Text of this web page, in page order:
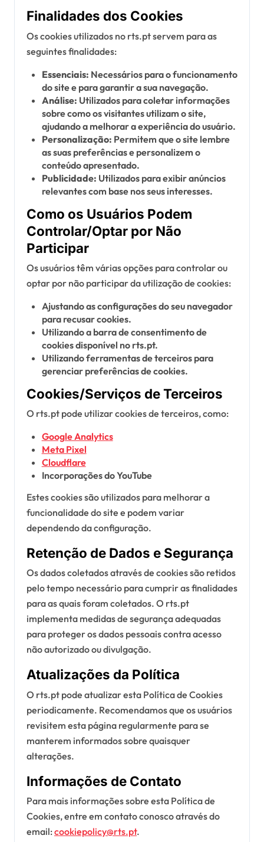
Finalidades dos Cookies
Os cookies utilizados no rts.pt servem para as
seguintes finalidades:
Essenciais: Necessários para o funcionamento
do site e para garantir a sua navegação.
Análise: Utilizados para coletar informações
sobre como os visitantes utilizam o site,
ajudando a melhorar a experiência do usuário.
Personalização: Permitem que o site lembre
as suas preferências e personalizem o
conteúdo apresentado.
Publicidade: Utilizados para exibir anúncios
relevantes com base nos seus interesses.
Como os Usuários Podem
Controlar/Optar por Não
Participar
Os usuários têm várias opções para controlar ou
optar por não participar da utilização de cookies:
Ajustando as configurações do seu navegador
para recusar cookies.
Utilizando a barra de consentimento de
cookies disponível no rts.pt.
Utilizando ferramentas de terceiros para
gerenciar preferências de cookies.
Cookies/Serviços de Terceiros
O rts.pt pode utilizar cookies de terceiros, como:
Google Analytics
Meta Pixel
Cloudflare
Incorporações do YouTube
Estes cookies são utilizados para melhorar a
funcionalidade do site e podem variar
dependendo da configuração.
Retenção de Dados e Segurança
Os dados coletados através de cookies são retidos
pelo tempo necessário para cumprir as finalidades
para as quais foram coletados. O rts.pt
implementa medidas de segurança adequadas
para proteger os dados pessoais contra acesso
não autorizado ou divulgação.
Atualizações da Política
O rts.pt pode atualizar esta Política de Cookies
periodicamente. Recomendamos que os usuários
revisitem esta página regularmente para se
manterem informados sobre quaisquer
alterações.
Informações de Contato
Para mais informações sobre esta Política de
Cookies, entre em contato conosco através do
email:cookiepolicy@rts.pt.